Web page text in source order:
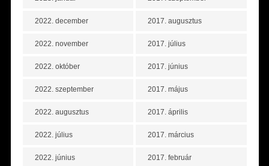
2022. december
2022. november
2022. október
2022. szeptember
2022. augusztus
2022. július
2022. június
2017. augusztus
2017. július
2017. június
2017. május
2017. április
2017. március
2017. február